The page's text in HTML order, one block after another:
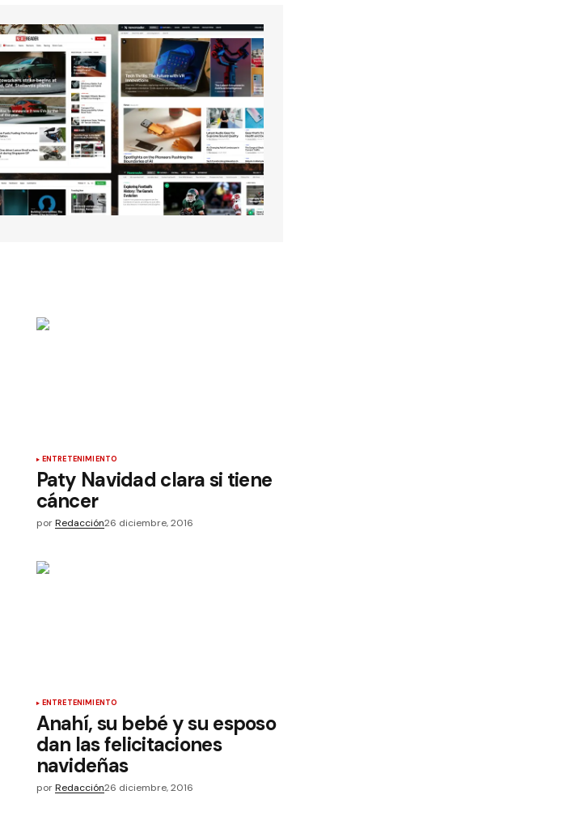
ENTRETENIMIENTO
Paty Navidad clara si tiene
cáncer
por Redacción26 diciembre, 2016
ENTRETENIMIENTO
Anahí, su bebé y su esposo
dan las felicitaciones
navideñas
por Redacción26 diciembre, 2016